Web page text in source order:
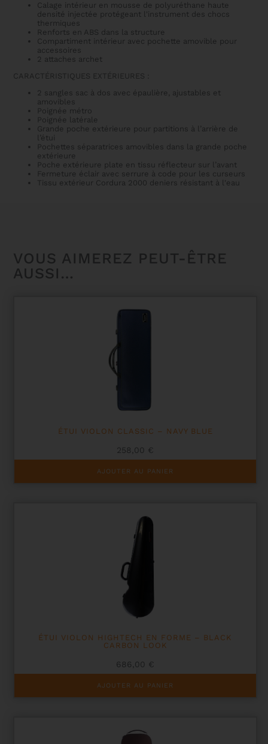
Calage intérieur en mousse de polyuréthane haute
densité injectée protégeant l'instrument des chocs
thermiques
Renforts en ABS dans la structure
Compartiment intérieur avec pochette amovible pour
accessoires
2 attaches archet
CARACTÉRISTIQUES EXTÉRIEURES :
2 sangles sac à dos avec épaulière, ajustables et
amovibles
Poignée métro
Poignée latérale
Grande poche extérieure pour partitions à l’arrière de
l’étui
Pochettes séparatrices amovibles dans la grande poche
extérieure
Poche extérieure plate en tissu réflecteur sur l’avant
Fermeture éclair avec serrure à code pour les curseurs
Tissu extérieur Cordura 2000 deniers résistant à l'eau
VOUS AIMEREZ PEUT-ÊTRE
AUSSI…
ÉTUI VIOLON CLASSIC – NAVY BLUE
258,00 €
AJOUTER AU PANIER
ÉTUI VIOLON HIGHTECH EN FORME – BLACK
CARBON LOOK
686,00 €
AJOUTER AU PANIER